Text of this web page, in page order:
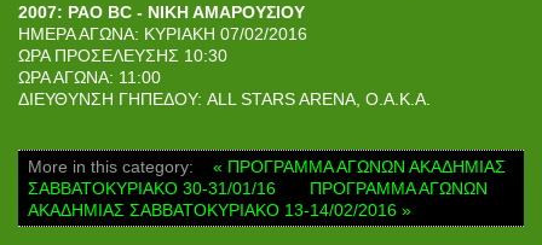
2007: PAO BC - ΝΙΚΗ ΑΜΑΡΟΥΣΙΟΥ
ΗΜΕΡΑ ΑΓΩΝΑ: ΚΥΡΙΑΚΗ 07/02/2016
ΩΡΑ ΠΡΟΣΕΛΕΥΣΗΣ 10:30
ΩΡΑ ΑΓΩΝΑ: 11:00
ΔΙΕΥΘΥΝΣΗ ΓΗΠΕΔΟΥ: ALL STARS ARENA, Ο.Α.Κ.Α.
More in this category:
« ΠΡΟΓΡΑΜΜΑ ΑΓΩΝΩΝ ΑΚΑΔΗΜΙΑΣ
ΣΑΒΒΑΤΟΚΥΡΙΑΚΟ 30-31/01/16
ΠΡΟΓΡΑΜΜΑ ΑΓΩΝΩΝ
ΑΚΑΔΗΜΙΑΣ ΣΑΒΒΑΤΟΚΥΡΙΑΚΟ 13-14/02/2016 »